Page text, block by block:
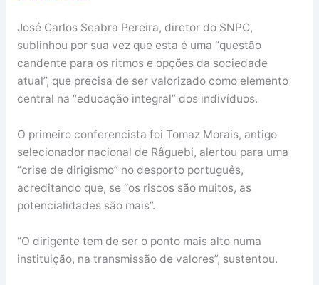
José Carlos Seabra Pereira, diretor do SNPC,
sublinhou por sua vez que esta é uma “questão
candente para os ritmos e opções da sociedade
atual”, que precisa de ser valorizado como elemento
central na “educação integral” dos indivíduos.
O primeiro conferencista foi Tomaz Morais, antigo
selecionador nacional de Râguebi, alertou para uma
“crise de dirigismo” no desporto português,
acreditando que, se “os riscos são muitos, as
potencialidades são mais”.
“O dirigente tem de ser o ponto mais alto numa
instituição, na transmissão de valores”, sustentou.